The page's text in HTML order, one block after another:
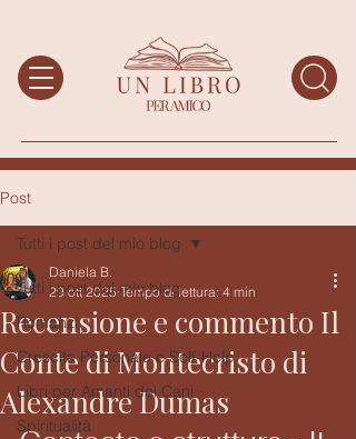
Post
Tutti i post del mio blog
Romanzi
Crescita Personale e Self-Help
Libri per Amanti dei Cani
Spiritualità
Tutti i post del mio blog
Recensione e commento Il
Conte di Montecristo di
Alexandre Dumas
Daniela B.
29 ott 2025 Tempo di lettura: 4 min